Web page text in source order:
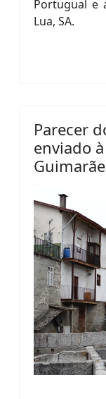
Portugual e
Lua, SA.
Parecer
enviado